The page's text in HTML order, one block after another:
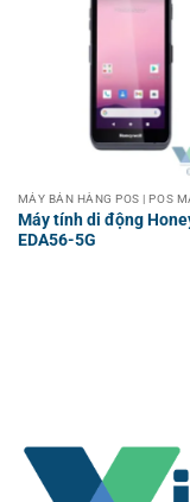
MÁY BÁN HÀNG POS | POS
Máy tính di động
EDA56-5G